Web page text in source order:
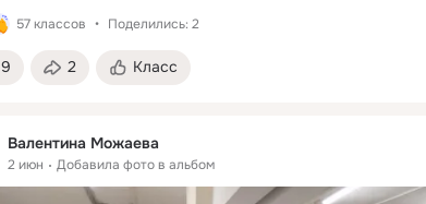
57 классов Поделились: 2
9 2 Класс
Валентина Можаева
2 июн Добавила фото в альбом